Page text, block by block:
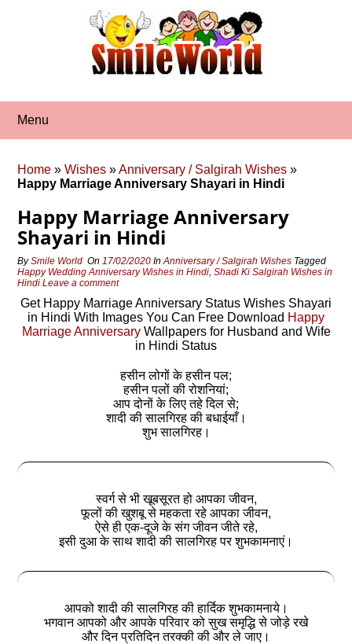
Menu
Home »Wishes »Anniversary / Salgirah Wishes »
Happy Marriage Anniversary Shayari in Hindi
Happy Marriage Anniversary
Shayari in Hindi
BySmile World On17/02/2020 InAnniversary / Salgirah Wishes Tagged
Happy Wedding Anniversary Wishes in Hindi,Shadi Ki Salgirah Wishes in
Hindi Leave a comment
Get Happy Marriage Anniversary Status Wishes Shayari
in Hindi With Images You Can Free Download Happy
Marriage AnniversaryWallpapers for Husband and Wife
in Hindi Status
हसीन लोगों के हसीन पल;
हसीन पलों की रोशनियां;
आप दोनों के लिए तहे दिल से;
शादी की सालगिरह की बधाईयाँ।
शुभ सालगिरह।
स्वर्ग से भी खूबसूरत हो आपका जीवन,
फूलों की खुशबू से महकता रहे आपका जीवन,
ऐसे ही एक-दूजे के संग जीवन जीते रहे,
इसी दुआ के साथ शादी की सालगिरह पर शुभकामनाएं।
आपको शादी की सालगिरह की हार्दिक शुभकामनाये।
भगवान आपको और आपके परिवार को सुख समृद्धि से जोड़े रखे
और दिन प्रतिदिन तरक्की की और ले जाए।